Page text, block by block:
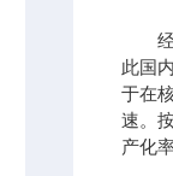
经过
此国
于在
速。
产化